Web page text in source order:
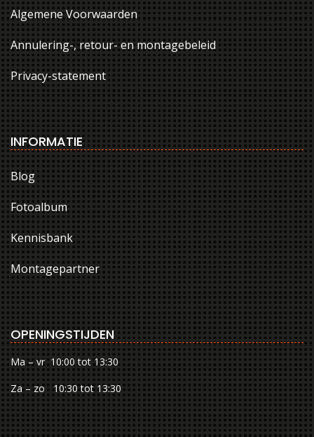
Algemene Voorwaarden
Annulering-, retour- en montagebeleid
Privacy-statement
INFORMATIE
Blog
Fotoalbum
Kennisbank
Montagepartner
OPENINGSTIJDEN
Ma – vr 10:00 tot 13:30
Za – zo 10:30 tot 13:30